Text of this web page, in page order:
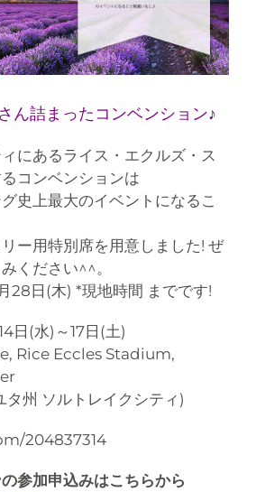
ん詰まったコンベンション♪
にあるライス・エクルズ・ス
コンベンションは
史上最大のイベントになるこ
ー用特別席を用意しました! ぜ
ください^^。
28日(木) *現地時間 までです!
日(水)～17日(土)
Rice Eccles Stadium,
タ州 ソルトレイクシティ)
204837314
参加申込みはこちらから